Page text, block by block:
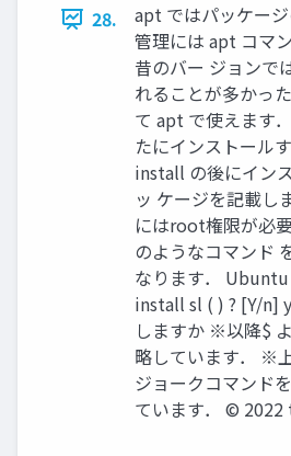
28.
apt ではパッケー
管理には apt コマ
昔のバー ジョンで
れることが多かっ
て apt で使えます
たにインストール
install の後にイン
ッ ケージを記載し
にはroot権限が必
のようなコマンド
なります．
install sl ( ) ? [Y/n]
しますか ※以降$
略しています． ※
ジョークコマンド
ています． ©︎